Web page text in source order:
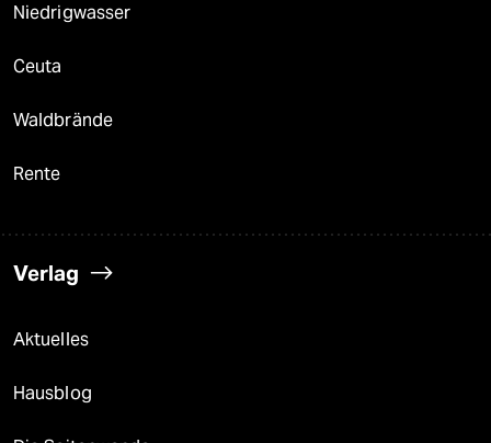
Niedrigwasser
Ceuta
Waldbrände
Rente
Verlag
Aktuelles
Hausblog